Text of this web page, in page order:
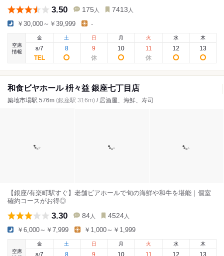
3.50 175 人 7413 人
￥30,000～￥39,999 -
空席
情報
金
8/7
土
8
日
9
月
10
火
11
水
12
木
13
和食ビヤホール 枡々益 銀座七丁目店
築地市場駅 576m (銀座駅 316m) / 居酒屋、海鮮、寿司
【銀座/有楽町駅すぐ】老舗ビアホールで旬の海鮮や和牛を堪能｜個室
確約コースがお得◎
3.30 84 人 4524 人
￥6,000～￥7,999 ￥1,000～￥1,999
空席
金
土 日 月 火 水 木